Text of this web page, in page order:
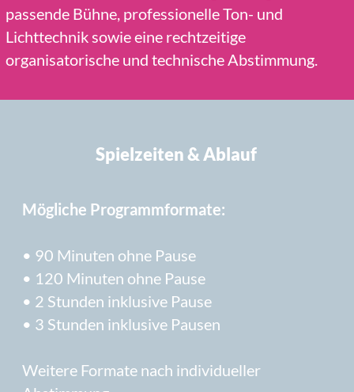
Weitere Formate nach individueller
Abstimmung.
Die konkreten Spielzeiten, Pausen und
Veranstaltung verbindlich vereinbart.
NBC tritt regulär als neunköpfige Liveband
Percussion und Bläsersatz auf. Diese
und die Wirkung der Band auf der Bühne.
Abweichende Besetzungen sind nur in
ausgewählten Fällen und nach persönlicher